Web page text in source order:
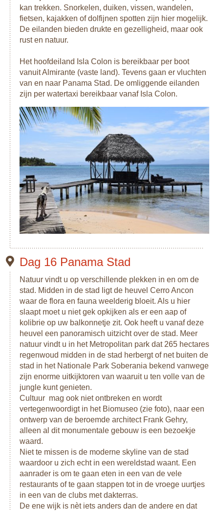
kan trekken. Snorkelen, duiken, vissen, wandelen,
fietsen, kajakken of dolfijnen spotten zijn hier mogelijk.
De eilanden bieden drukte en gezelligheid, maar ook
rust en natuur.
Het hoofdeiland Isla Colon is bereikbaar per boot
vanuit Almirante (vaste land). Tevens gaan er vluchten
van en naar Panama Stad. De omliggende eilanden
zijn per watertaxi bereikbaar vanaf Isla Colon.
Dag 16 Panama Stad
Natuur vindt u op verschillende plekken in en om de
stad. Midden in de stad ligt de heuvel Cerro Ancon
waar de flora en fauna weelderig bloeit. Als u hier
slaapt moet u niet gek opkijken als er een aap of
kolibrie op uw balkonnetje zit. Ook heeft u vanaf deze
heuvel een panoramisch uitzicht over de stad. Meer
natuur vindt u in het Metropolitan park dat 265 hectares
regenwoud midden in de stad herbergt of net buiten de
stad in het Nationale Park Soberania bekend vanwege
zijn enorme uitkijktoren van waaruit u ten volle van de
jungle kunt genieten.
Cultuur mag ook niet ontbreken en wordt
vertegenwoordigt in het Biomuseo (zie foto), naar een
ontwerp van de beroemde architect Frank Gehry,
alleen al dit monumentale gebouw is een bezoekje
waard.
Niet te missen is de moderne skyline van de stad
waardoor u zich echt in een wereldstad waant. Een
aanrader is om te gaan eten in een van de vele
restaurants of te gaan stappen tot in de vroege uurtjes
in een van de clubs met dakterras.
De ene wijk is nèt iets anders dan de andere en dat